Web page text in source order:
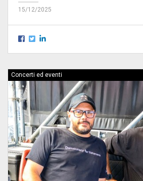
15/12/2025
Concerti ed eventi